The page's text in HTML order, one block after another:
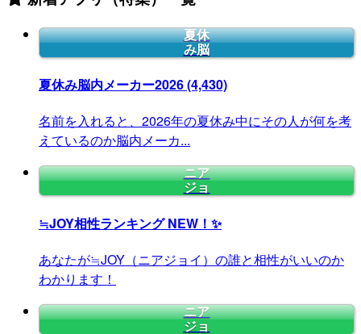
夏休
み脳
夏休み脳内メーカー2026(4,430)
名前を入れると、2026年の夏休み中にその人が何を考
えているのか脳内メーカ...
ニア
ジョ
≒JOY相性ランキングNEW！✨
あなたが≒JOY（ニアジョイ）の誰と相性がいいのか
わかります！
ニア
ジョ